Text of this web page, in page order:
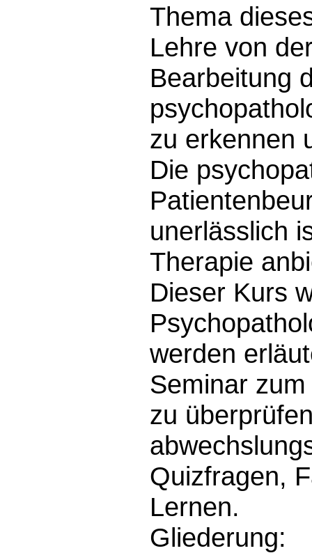
Thema
Lehre von
Bearbeitung
zu erkennen
Die
unerlässlich
Therapie
Dieser Kurs
werden
Seminar
zu
Quizfragen,
Lernen.
Gliederung: